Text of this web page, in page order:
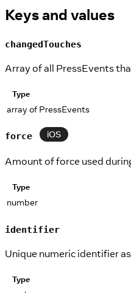
Keys and values
changedTouches
Array of all PressEvents
Type
array of PressEvents
force iOS
Amount of force used
Type
number
identifier
Unique numeric identifier
Type